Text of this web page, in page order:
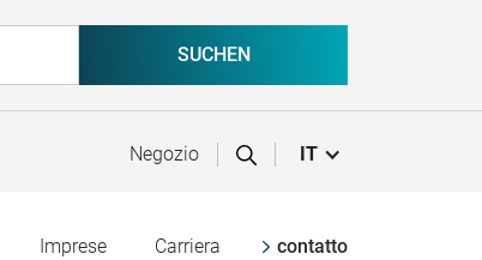
Negozio IT
Imprese Carriera contatto